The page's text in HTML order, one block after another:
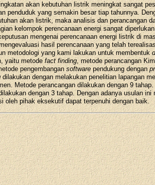
akan kebutuhan listrik meningkat sangat
penduduk yang semakin besar tiap tahunnya.
akan listrik, maka analisis dan perancangan d
kelompok perencanaan energi sangat
mengenai perencanaan energi listrik di
hasil perencanaan yang telah
metodologi yang kami lakukan untuk membentuk
yaitu metodefact finding, metode perancangan
pengembangansoftwarependukung dengan
dilakukan dengan melakukan penelitian lapangan
Metode perancangan dilakukan dengan 9
dengan 3 tahap. Dengan adanya usulan ini
oleh pihak eksekutif dapat terpenuhi dengan baik.